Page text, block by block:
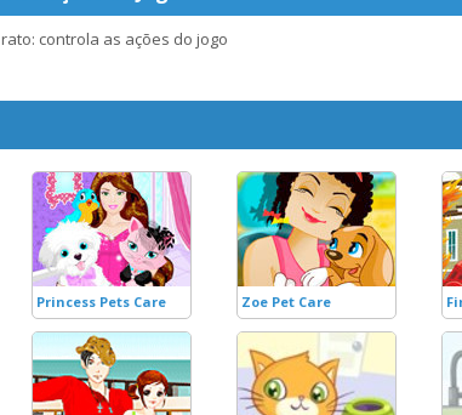
rato: controla as ações do jogo
Princess Pets Care Zoe Pet Care